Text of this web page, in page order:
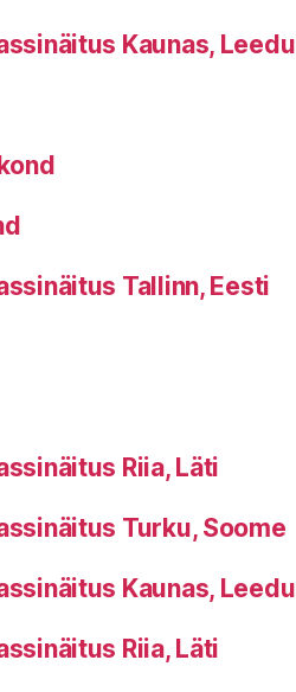
Kaunas, Leedu
Tallinn, Eesti
Riia, Läti
Turku, Soome
Kaunas, Leedu
Riia, Läti